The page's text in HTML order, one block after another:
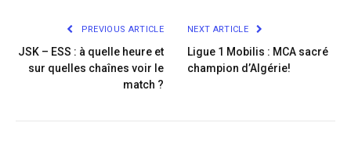
PREVIOUS ARTICLE
JSK – ESS : à quelle heure et
sur quelles chaînes voir le
match ?
NEXT ARTICLE
Ligue 1 Mobilis : MCA sacré
champion d’Algérie!